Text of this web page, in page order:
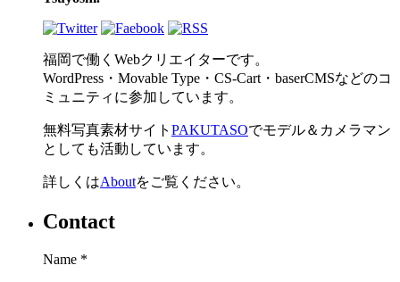
福岡で働くWebクリエイターです。
WordPress・Movable Type・CS-Cart・baserCMSなどのコ
ミュニティに参加しています。
無料写真素材サイト PAKUTASOでモデル＆カメラマン
としても活動しています。
詳しくはAboutをご覧ください。
Contact
Name *